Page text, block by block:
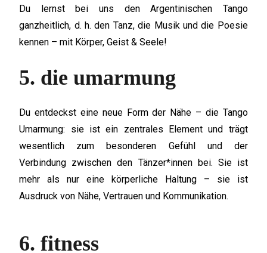
Du lernst bei uns den Argentinischen Tango
ganzheitlich, d. h. den Tanz, die Musik und die Poesie
kennen – mit Körper, Geist & Seele!
5. die umarmung
Du entdeckst eine neue Form der Nähe – die Tango
Umarmung: sie ist ein zentrales Element und trägt
wesentlich zum besonderen Gefühl und der
Verbindung zwischen den Tänzer*innen bei. Sie ist
mehr als nur eine körperliche Haltung – sie ist
Ausdruck von Nähe, Vertrauen und Kommunikation.
6. fitness